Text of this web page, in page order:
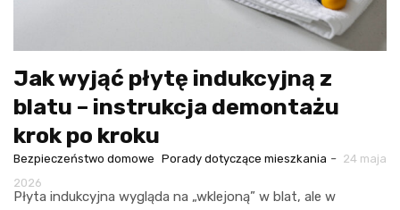
Jak wyjąć płytę indukcyjną z
blatu – instrukcja demontażu
krok po kroku
Bezpieczeństwo domowe Porady dotyczące mieszkania - 24 maja
2026
Płyta indukcyjna wygląda na „wklejoną” w blat, ale w